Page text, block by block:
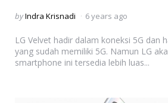
Posted
byIndra Krisnadi 6 years ago
LG Velvet hadir dalam koneksi 5G dan
yang sudah memiliki 5G. Namun LG
smartphone ini tersedia lebih luas...